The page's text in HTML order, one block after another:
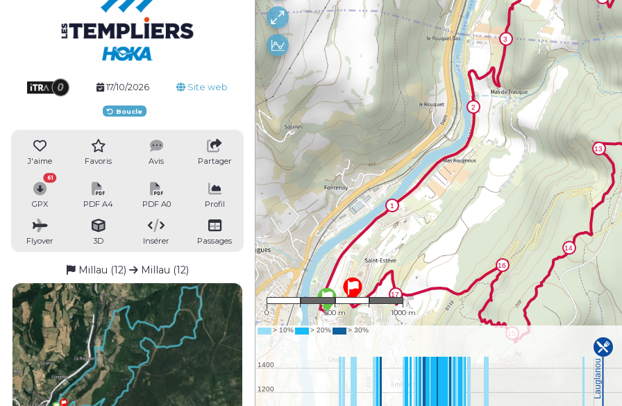
17/10/2026 Site web
Boucle
J'aime Favoris Avis Partager
GPX
61
PDF A4 PDF A0 Profil
Flyover 3D Insérer Passages
Millau (12) Millau (12)
1 : 18,103
0 500 m 1000 m